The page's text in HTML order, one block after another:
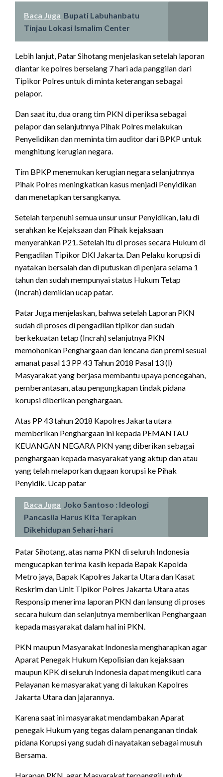
Baca Juga Bupati Labuhanbatu
Tinjau Lokasi Ismalim Center
Lebih lanjut, Patar Sihotang menjelaskan setelah laporan
diantar ke polres berselang 7 hari ada panggilan dari
Tipikor Polres untuk di minta keterangan sebagai
pelapor.
Dan saat itu, dua orang tim PKN di periksa sebagai
pelapor dan selanjutnnya Pihak Polres melakukan
Penyelidikan dan meminta tim auditor dari BPKP untuk
menghitung kerugian negara.
Tim BPKP menemukan kerugian negara selanjutnnya
Pihak Polres meningkatkan kasus menjadi Penyidikan
dan menetapkan tersangkanya.
Setelah terpenuhi semua unsur unsur Penyidikan, lalu di
serahkan ke Kejaksaan dan Pihak kejaksaan
menyerahkan P21. Setelah itu di proses secara Hukum di
Pengadilan Tipikor DKI Jakarta. Dan Pelaku korupsi di
nyatakan bersalah dan di putuskan di penjara selama 1
tahun dan sudah mempunyai status Hukum Tetap
(Incrah) demikian ucap patar.
Patar Juga menjelaskan, bahwa setelah Laporan PKN
sudah di proses di pengadilan tipikor dan sudah
berkekuatan tetap (Incrah) selanjutnya PKN
memohonkan Penghargaan dan lencana dan premi sesuai
amanat pasal 13 PP 43 Tahun 2018 Pasal 13 (l)
Masyarakat yang berjasa membantu upaya pencegahan,
pemberantasan, atau pengungkapan tindak pidana
korupsi diberikan penghargaan.
Atas PP 43 tahun 2018 Kapolres Jakarta utara
memberikan Penghargaan ini kepada PEMANTAU
KEUANGAN NEGARA PKN yang diberikan sebagai
penghargaan kepada masyarakat yang aktup dan atau
yang telah melaporkan dugaan korupsi ke Pihak
Penyidik. Ucap patar
Baca Juga Joko Santoso : Ideologi
Pancasila Harus Kita Terapkan
Dikehidupan Sehari-hari
Patar Sihotang, atas nama PKN di seluruh Indonesia
mengucapkan terima kasih kepada Bapak Kapolda
Metro jaya, Bapak Kapolres Jakarta Utara dan Kasat
Reskrim dan Unit Tipikor Polres Jakarta Utara atas
Responsip menerima laporan PKN dan lansung di proses
secara hukum dan selanjutnya memberikan Penghargaan
kepada masyarakat dalam hal ini PKN.
PKN maupun Masyarakat Indonesia mengharapkan agar
Aparat Penegak Hukum Kepolisian dan kejaksaan
maupun KPK di seluruh Indonesia dapat mengikuti cara
Pelayanan ke masyarakat yang di lakukan Kapolres
Jakarta Utara dan jajarannya.
Karena saat ini masyarakat mendambakan Aparat
penegak Hukum yang tegas dalam penanganan tindak
pidana Korupsi yang sudah di nayatakan sebagai musuh
Bersama.